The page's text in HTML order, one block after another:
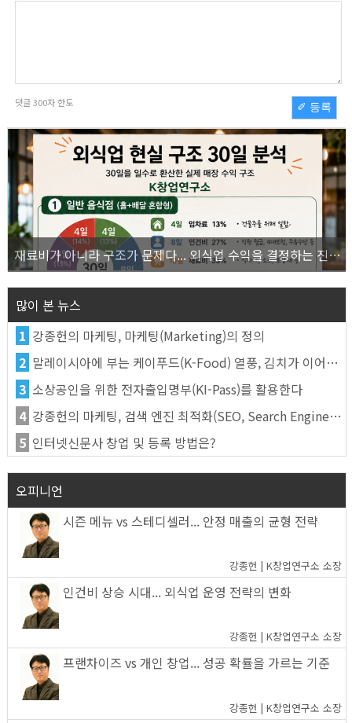
댓글300자 한도 ✐ 등록
재료비가 아니라 구조가 문제다... 외식업 수익을 결정하는 진짜 숫자의 비밀
많이 본 뉴스
1 강종헌의 마케팅, 마케팅(Marketing)의 정의
2 말레이시아에 부는 케이푸드(K-Food) 열풍, 김치가 이어간다
3 소상공인을 위한 전자출입명부(KI-Pass)를 활용한다
4 강종헌의 마케팅, 검색 엔진 최적화(SEO, Search Engine Optimization)란
5 인터넷신문사 창업 및 등록 방법은?
오피니언
시즌 메뉴 vs 스테디셀러... 안정 매출의 균형 전략
강종헌 | K창업연구소 소장
인건비 상승 시대... 외식업 운영 전략의 변화
강종헌 | K창업연구소 소장
프랜차이즈 vs 개인 창업... 성공 확률을 가르는 기준
강종헌 | K창업연구소 소장